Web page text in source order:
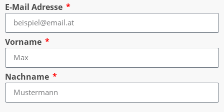
E-Mail Adresse
Vorname
Nachname